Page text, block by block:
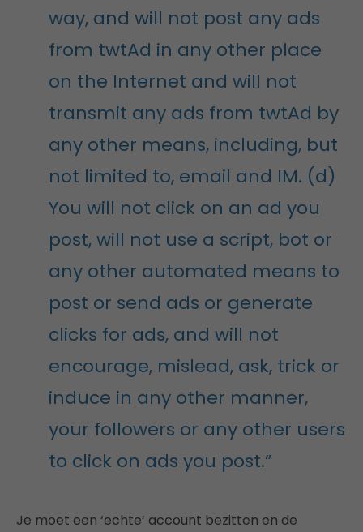
way, and will not post any ads
from twtAd in any other place
on the Internet and will not
transmit any ads from twtAd by
any other means, including, but
not limited to, email and IM. (d)
You will not click on an ad you
post, will not use a script, bot or
any other automated means to
post or send ads or generate
clicks for ads, and will not
encourage, mislead, ask, trick or
induce in any other manner,
your followers or any other users
to click on ads you post.”
Je moet een ‘echte’ account bezitten en de